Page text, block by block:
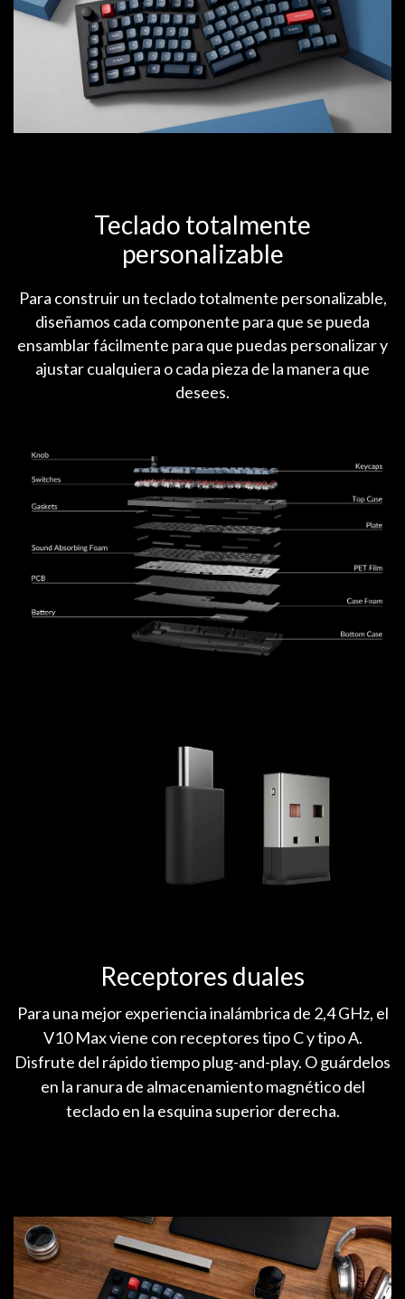
Teclado totalmente
personalizable
Para construir un teclado totalmente personalizable,
diseñamos cada componente para que se pueda
ensamblar fácilmente para que puedas personalizar y
ajustar cualquiera o cada pieza de la manera que
desees.
Receptores duales
Para una mejor experiencia inalámbrica de 2,4 GHz, el
V10 Max viene con receptores tipo C y tipo A.
Disfrute del rápido tiempo plug-and-play. O guárdelos
en la ranura de almacenamiento magnético del
teclado en la esquina superior derecha.